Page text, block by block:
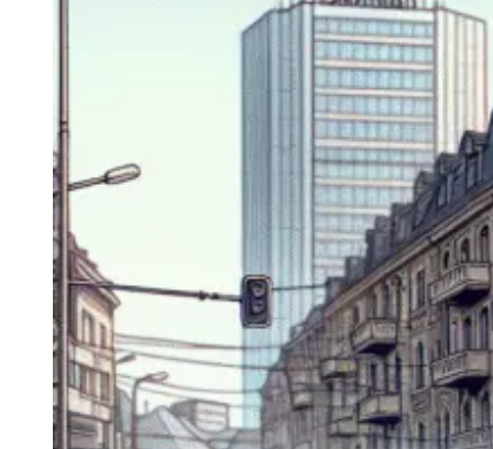
Navigatie Duster 2011
Navigatie Duster 2019
Navigatie Audi A3 8p
Navigatie Audi A4
Navigatie Audi A4 B6
Navigatie Audi A4 B7
Navigatie Audi A4 B8
Navigatie Audi A5
Navigatie Audi A6 C5
Navigatie Audi A6 C6
Navigatie Audi A6 C7
Navigație Ford Fiesta
Navigație Ford Focus 1
Navigație Ford Focus 2
Navigație Ford Focus MK3
Navigație Ford Mondeo MK3
Navigație Ford Mondeo MK4
Navigație Ford Transit
Mercedes